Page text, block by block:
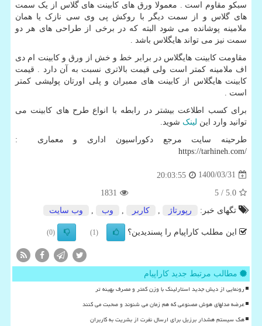
سبکو مقاوم است . معمولا ورق های کابینت های گلاس از یک سمت
های گلاس و از سمت دیگر با روکش پی وی سی نازک یا همان
ملامینه پوشانده می شود البته که در برخی از طراحی های هر دو
سمت نیز می تواند هایگلاس باشد .
مقاومت کابینت هایگلاس در برابر خط و خش از ورق و کابینت ام دی
اف ملامینه کمتر است ولی قیمت بالاتری نسبت به آن دارد . قیمت
کابینت هایگلاس از کابینت های ممبران و پلی اورتان پولیشی کمتر
است .
برای کسب اطلاعت بیشتر در رابطه با انواع طرح های کابینت می
توانید وارد این لینک شوید.
طرحینه سایت مرجع دکوراسیون اداری و معماری :
https://tarhineh.com/
1400/03/31
20:03:55
5.0
/ 5
1831
تگهای خبر:
رپورتاژ كاربر وب وب سایت
این مطلب کاراپیام را پسندیدین؟ (1)
(0)
مطالب مرتبط جدید کاراپیام
رونمایی از دیش جدید استارلینک با وزن کمتر و مصرف بهینه تر
عرضه مدلهای هوش مصنوعی که هم زمان می شنوند و صحبت می کنند
هک سیستم هشدار برزیل برای ارسال نفرت از بشریت به کاربران